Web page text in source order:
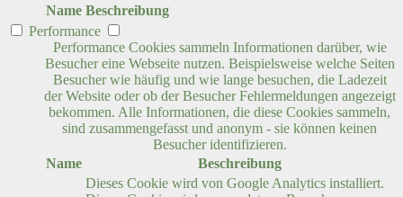
Name Beschreibung
Performance
Performance Cookies sammeln Informationen darüber, wie
Besucher eine Webseite nutzen. Beispielsweise welche Seiten
Besucher wie häufig und wie lange besuchen, die Ladezeit
der Website oder ob der Besucher Fehlermeldungen angezeigt
bekommen. Alle Informationen, die diese Cookies sammeln,
sind zusammengefasst und anonym - sie können keinen
Besucher identifizieren.
Name
Beschreibung
Dieses Cookie wird von Google Analytics installiert.